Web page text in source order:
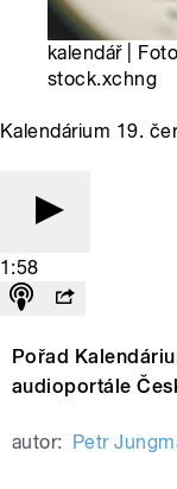
kalendář |
stock.xchng
Kalendárium 19.
1:58
Pořad
audioportále
autor: Petr